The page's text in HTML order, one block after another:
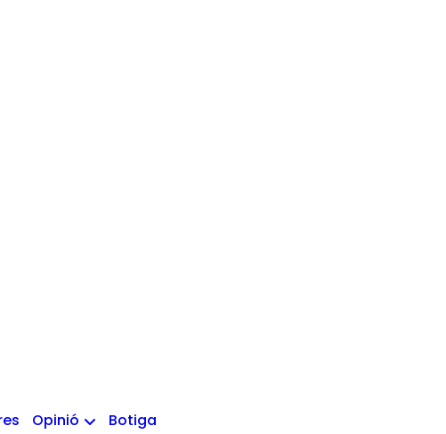
Opinió Botiga